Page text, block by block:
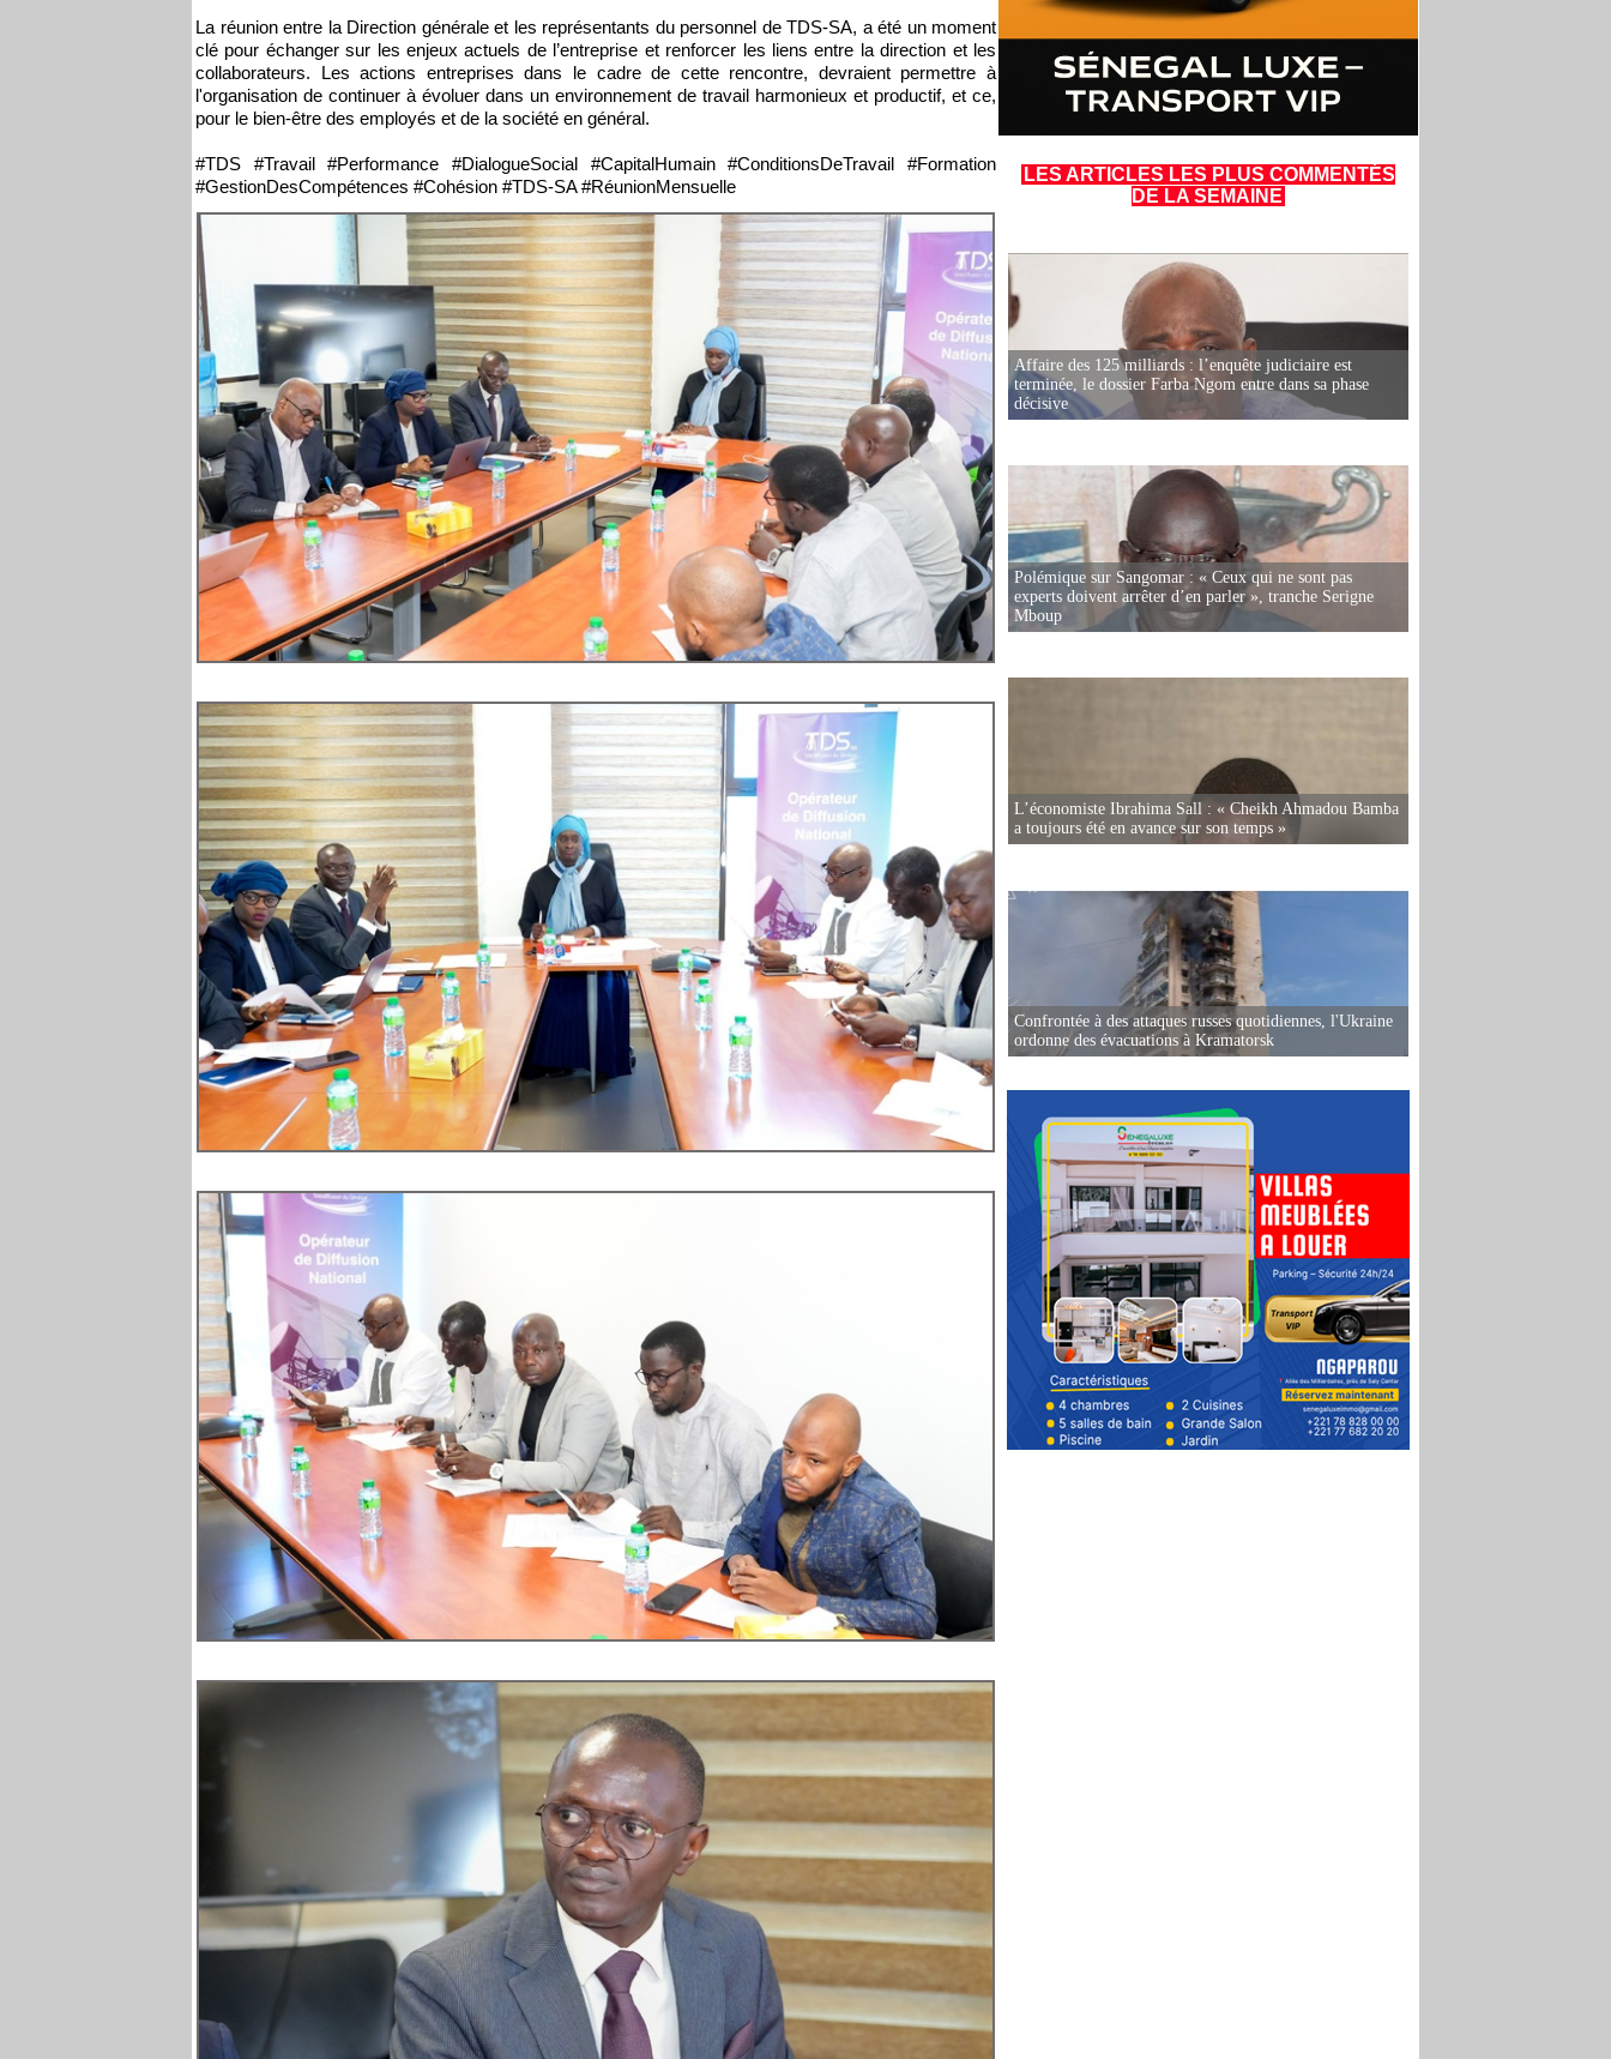
La réunion entre la Direction générale et les représentants du personnel de TDS-SA, a été un moment
clé pour échanger sur les enjeux actuels de l’entreprise et renforcer les liens entre la direction et les
collaborateurs. Les actions entreprises dans le cadre de cette rencontre, devraient permettre à
l'organisation de continuer à évoluer dans un environnement de travail harmonieux et productif, et ce,
pour le bien-être des employés et de la société en général.
#TDS #Travail #Performance #DialogueSocial #CapitalHumain #ConditionsDeTravail #Formation
#GestionDesCompétences #Cohésion #TDS-SA #RéunionMensuelle
LES ARTICLES LES PLUS COMMENTÉS
DE LA SEMAINE
Affaire des 125 milliards : l’enquête judiciaire est
terminée, le dossier Farba Ngom entre dans sa phase
décisive
Polémique sur Sangomar : « Ceux qui ne sont pas
experts doivent arrêter d’en parler », tranche Serigne
Mboup
L’économiste Ibrahima Sall : « Cheikh Ahmadou Bamba
a toujours été en avance sur son temps »
Confrontée à des attaques russes quotidiennes, l'Ukraine
ordonne des évacuations à Kramatorsk